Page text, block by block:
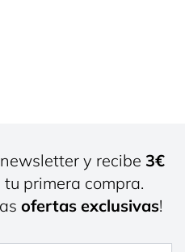
y recibe 3€
tu primera compra.
ofertas exclusivas!